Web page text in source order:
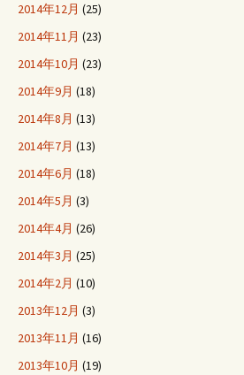
2014年12月 (25)
2014年11月 (23)
2014年10月 (23)
2014年9月 (18)
2014年8月 (13)
2014年7月 (13)
2014年6月 (18)
2014年5月 (3)
2014年4月 (26)
2014年3月 (25)
2014年2月 (10)
2013年12月 (3)
2013年11月 (16)
2013年10月 (19)